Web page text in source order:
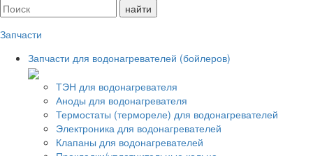
Запчасти
Запчасти для водонагревателей (бойлеров)
ТЭН для водонагревателя
Аноды для водонагревателя
Термостаты (термореле) для водонагревателей
Электроника для водонагревателей
Клапаны для водонагревателей